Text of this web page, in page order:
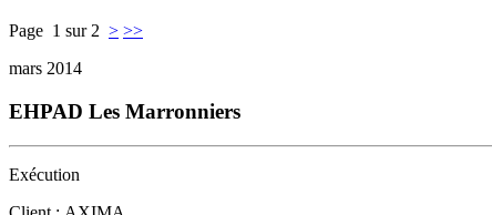
Page 1 sur 2 > >>
mars 2014
EHPAD Les Marronniers
Exécution